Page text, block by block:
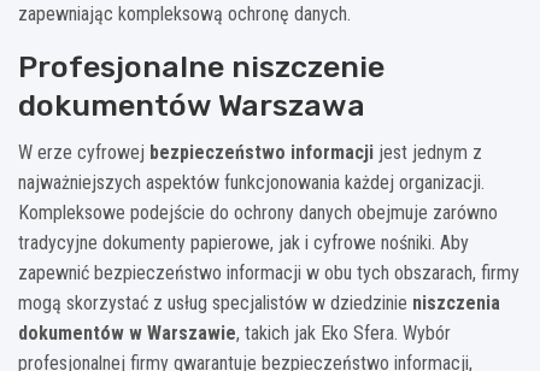
zapewniając kompleksową ochronę danych.
Profesjonalne niszczenie
dokumentów Warszawa
W erze cyfrowej bezpieczeństwo informacji jest jednym z
najważniejszych aspektów funkcjonowania każdej organizacji.
Kompleksowe podejście do ochrony danych obejmuje zarówno
tradycyjne dokumenty papierowe, jak i cyfrowe nośniki. Aby
zapewnić bezpieczeństwo informacji w obu tych obszarach, firmy
mogą skorzystać z usług specjalistów w dziedzinie niszczenia
dokumentów w Warszawie, takich jak Eko Sfera. Wybór
profesjonalnej firmy gwarantuje bezpieczeństwo informacji,